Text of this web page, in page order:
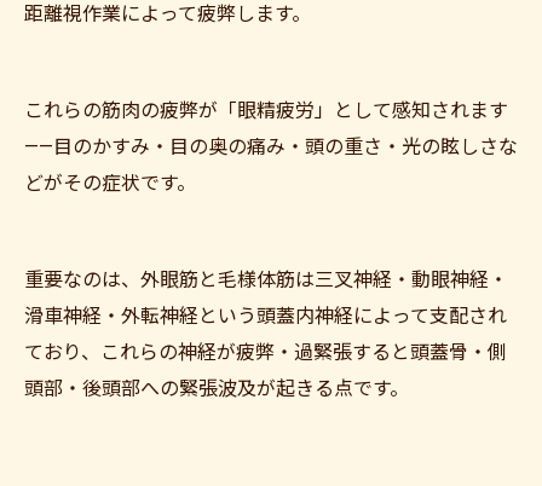
距離視作業によって疲弊します。
これらの筋肉の疲弊が「眼精疲労」として感知されます
——目のかすみ・目の奥の痛み・頭の重さ・光の眩しさな
どがその症状です。
重要なのは、外眼筋と毛様体筋は三叉神経・動眼神経・
滑車神経・外転神経という頭蓋内神経によって支配され
ており、これらの神経が疲弊・過緊張すると頭蓋骨・側
頭部・後頭部への緊張波及が起きる点です。